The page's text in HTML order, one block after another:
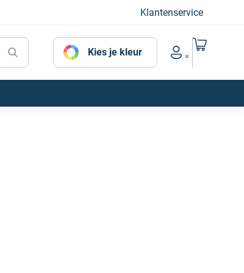
Klantenservice
Kies je kleur
Account menu
Naar mijn